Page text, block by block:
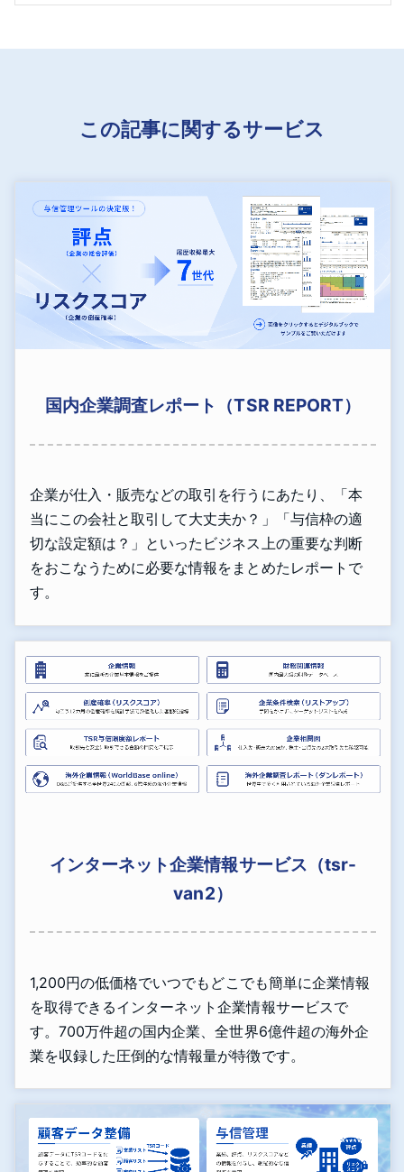
この記事に関するサービス
国内企業調査レポート（TSR REPORT）
企業が仕入・販売などの取引を行うにあたり、「本
当にこの会社と取引して大丈夫か？」「与信枠の適
切な設定額は？」といったビジネス上の重要な判断
をおこなうために必要な情報をまとめたレポートで
す。
インターネット企業情報サービス（tsr-
van2）
1,200円の低価格でいつでもどこでも簡単に企業情報
を取得できるインターネット企業情報サービスで
す。700万件超の国内企業、全世界6億件超の海外企
業を収録した圧倒的な情報量が特徴です。